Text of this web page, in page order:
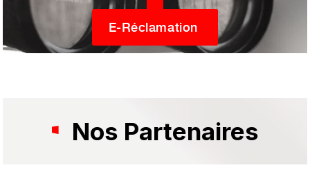
E-Réclamation
Nos Partenaires